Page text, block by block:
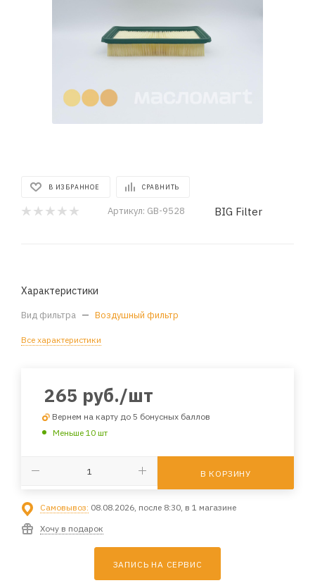
В ИЗБРАННОЕ СРАВНИТЬ
Артикул: GB-9528 BIG Filter
Характеристики
Вид фильтра — Воздушный фильтр
Все характеристики
265 руб./шт
Вернем на карту до 5 бонусных баллов
Меньше 10 шт
В КОРЗИНУ
Самовывоз: 08.08.2026, после 8:30, в 1 магазине
Хочу в подарок
ЗАПИСЬ НА СЕРВИС